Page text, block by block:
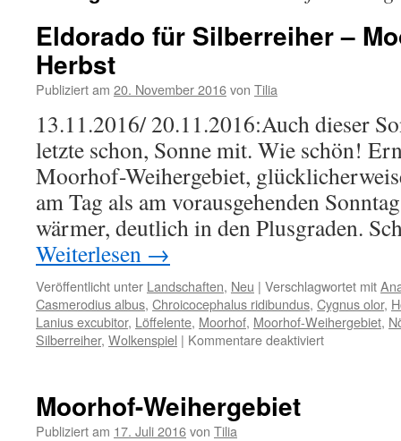
Eldorado für Silberreiher –
Herbst
Publiziert am 20. November 2016von Tilia
13.11.2016/ 20.11.2016:Auch dieser
letzte schon, Sonne mit. Wie schön!
Moorhof-Weihergebiet,
am Tag als am vorausgehenden
wärmer, deutlich in den Plusgraden.
Weiterlesen →
Veröffentlicht unter Landschaften, Neu | Verschlagwortet mit
Casmerodius albus, Chroicocephalus ridibundus, Cygnus olor,
Lanius excubitor, Löffelente, Moorhof, Moorhof-Weihergebiet,
Silberreiher, Wolkenspiel | Kommentare deaktiviertfür
Moorhof-Weihergebiet
Publiziert am 17. Juli 2016von Tilia